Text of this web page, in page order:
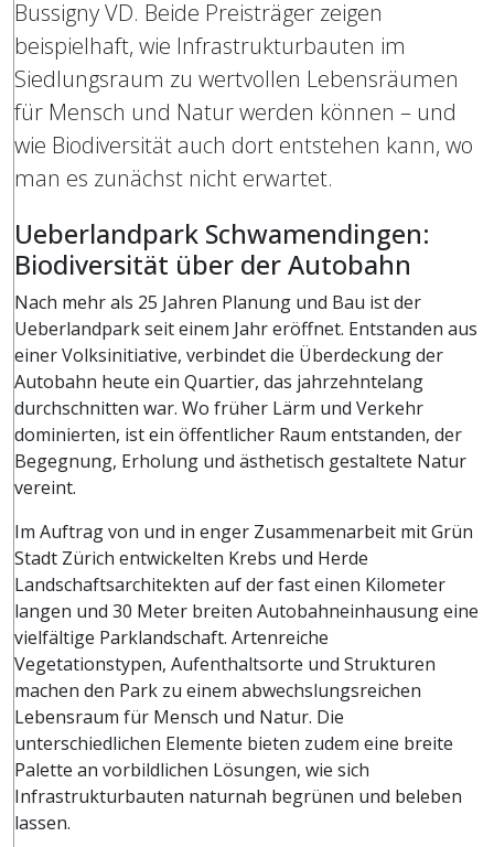
Bussigny VD. Beide Preisträger zeigen
beispielhaft, wie Infrastrukturbauten im
Siedlungsraum zu wertvollen Lebensräumen
für Mensch und Natur werden können – und
wie Biodiversität auch dort entstehen kann, wo
man es zunächst nicht erwartet.
Ueberlandpark Schwamendingen:
Biodiversität über der Autobahn
Nach mehr als 25 Jahren Planung und Bau ist der
Ueberlandpark seit einem Jahr eröffnet. Entstanden aus
einer Volksinitiative, verbindet die Überdeckung der
Autobahn heute ein Quartier, das jahrzehntelang
durchschnitten war. Wo früher Lärm und Verkehr
dominierten, ist ein öffentlicher Raum entstanden, der
Begegnung, Erholung und ästhetisch gestaltete Natur
vereint.
Im Auftrag von und in enger Zusammenarbeit mit Grün
Stadt Zürich entwickelten Krebs und Herde
Landschaftsarchitekten auf der fast einen Kilometer
langen und 30 Meter breiten Autobahneinhausung eine
vielfältige Parklandschaft. Artenreiche
Vegetationstypen, Aufenthaltsorte und Strukturen
machen den Park zu einem abwechslungsreichen
Lebensraum für Mensch und Natur. Die
unterschiedlichen Elemente bieten zudem eine breite
Palette an vorbildlichen Lösungen, wie sich
Infrastrukturbauten naturnah begrünen und beleben
lassen.